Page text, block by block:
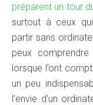
préparent un tour
surtout à ceux
partir sans
peux
lorsque l’ont
un peu
l’envie d’un